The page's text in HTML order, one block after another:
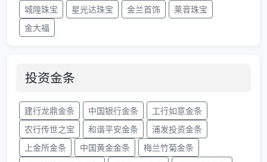
城隍珠宝
星光达珠宝 金兰首饰
莱音珠宝
金大福
投资金条
建行龙鼎金条 中国银行金条
工行如意金条
农行传世之宝
和谐平安金条
浦发投资金条
上金所金条
中国黄金金条
梅兰竹菊金条